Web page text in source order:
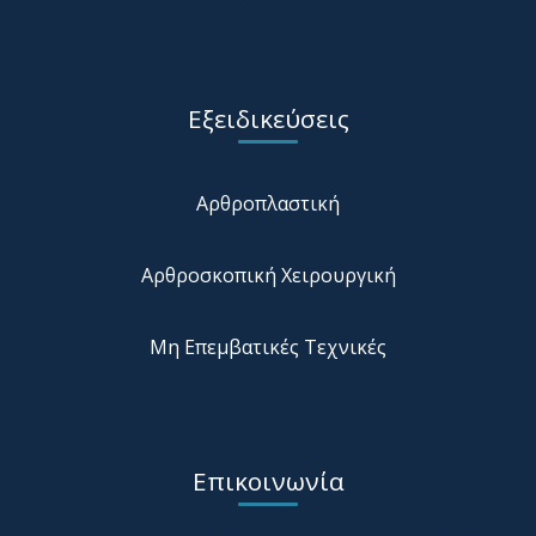
Εξειδικεύσεις
Αρθροπλαστική
Αρθροσκοπική Χειρουργική
Μη Επεμβατικές Τεχνικές
Επικοινωνία